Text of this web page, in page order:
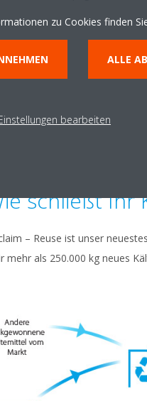
und Vernichtung
schließt Ihr
– Reuse ist unser
als 250.000 kg neues
zu Cookies finden
ALLE
bearbeiten